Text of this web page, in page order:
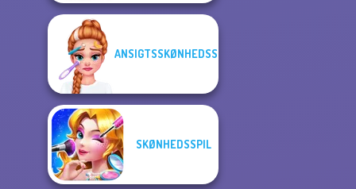
ANSIGTSSKØNHEDSSPIL
SKØNHEDSSPIL